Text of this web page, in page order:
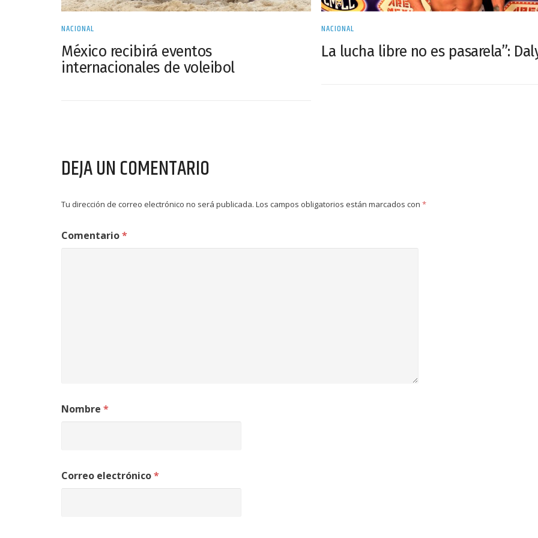
NACIONAL
México recibirá eventos
internacionales de voleibol
NACIONAL
La lucha libre no es pasarela”:
DEJA UN COMENTARIO
Tu dirección de correo electrónico no será publicada. Los campos obligatorios están marcados con *
Comentario*
Nombre *
Correo electrónico*